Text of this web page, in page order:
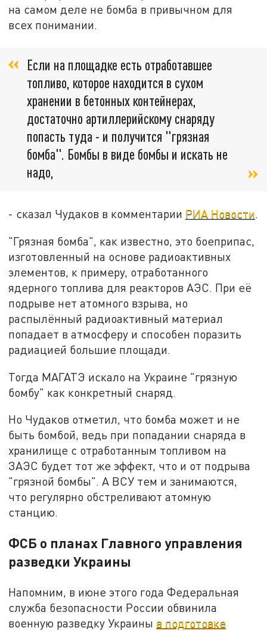
на самом деле не бомба в привычном для
всех понимании.
Если на площадке есть отработавшее
топливо, которое находится в сухом
хранении в бетонных контейнерах,
достаточно артиллерийскому снаряду
попасть туда - и получится "грязная
бомба". Бомбы в виде бомбы и искать не
надо,
- сказал Чудаков в комментарии РИА Новости.
"Грязная бомба", как известно, это боеприпас,
изготовленный на основе радиоактивных
элементов, к примеру, отработанного
ядерного топлива для реакторов АЭС. При её
подрыве нет атомного взрыва, но
распылённый радиоактивный материал
попадает в атмосферу и способен поразить
радиацией большие площади.
Тогда МАГАТЭ искало на Украине "грязную
бомбу" как конкретный снаряд.
Но Чудаков отметил, что бомба может и не
быть бомбой, ведь при попадании снаряда в
хранилище с отработанным топливом на
ЗАЭС будет тот же эффект, что и от подрыва
"грязной бомбы". А ВСУ тем и занимаются,
что регулярно обстреливают атомную
станцию.
ФСБ о планах Главного управления
разведки Украины
Напомним, в июне этого года Федеральная
служба безопасности России обвинила
военную разведку Украины в подготовке